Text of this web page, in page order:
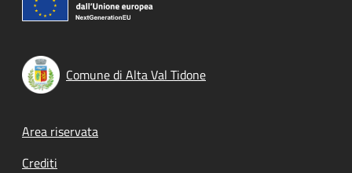
Comune di Alta Val Tidone
Footer menu
Area riservata
Crediti